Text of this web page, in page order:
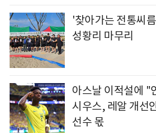
'찾아가는 전통씨
성황리 마무리
아스날 이적설에 "
시우스, 레알 개선
선수 몫